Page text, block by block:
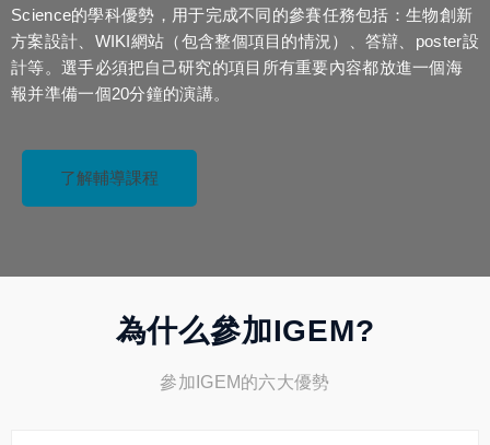
Science的學科優勢，用于完成不同的參賽任務包括：生物創新
方案設計、WIKI網站（包含整個項目的情況）、答辯、poster設
計等。選手必須把自己研究的項目所有重要內容都放進一個海
報并準備一個20分鐘的演講。
了解輔導課程
為什么參加IGEM?
參加IGEM的六大優勢